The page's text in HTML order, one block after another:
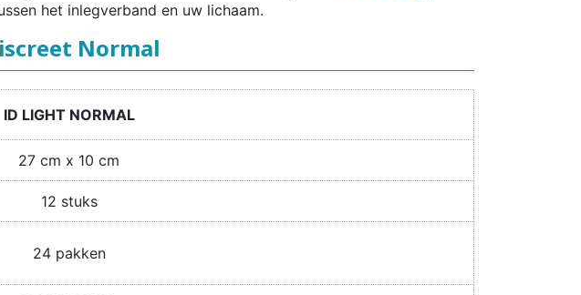
het inlegverband en uw lichaam.
Normal
ID LIGHT NORMAL
27 cm x 10 cm
12 stuks
24 pakken